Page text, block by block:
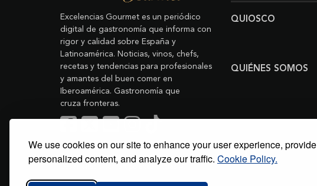
We use cookies on our site to enhance your user experience, provide
personalized content, and analyze our traffic. Cookie Policy.
Excelencias Gourmet es un periódico
digital de gastronomía que informa con
rigor y calidad sobre España y
Latinoamérica. Noticias, vinos, chefs,
recetas y tendencias para profesionales
y amantes del buen comer en
Iberoamérica. Gastronomía que
cruza fronteras.
Copyright © 2011-2026 Excelencias Gourmet.
Todos los derechos reservados.
Grupo Excelencias
QUIOSCO
QUIÉNES SOMOS
Buscar